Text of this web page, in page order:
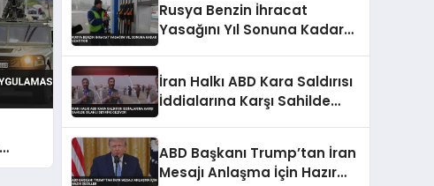
Rusya Benzin İhracat
Yasağını Yıl Sonuna Kadar
İran Halkı ABD Kara Saldırısı
İddialarına Karşı Sahilde
ABD Başkanı Trump’tan İran
Mesajı Anlaşma İçin Hazır